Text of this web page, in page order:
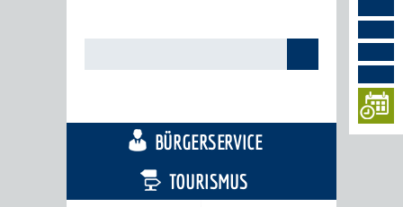
BÜRGERSERVICE
TOURISMUS